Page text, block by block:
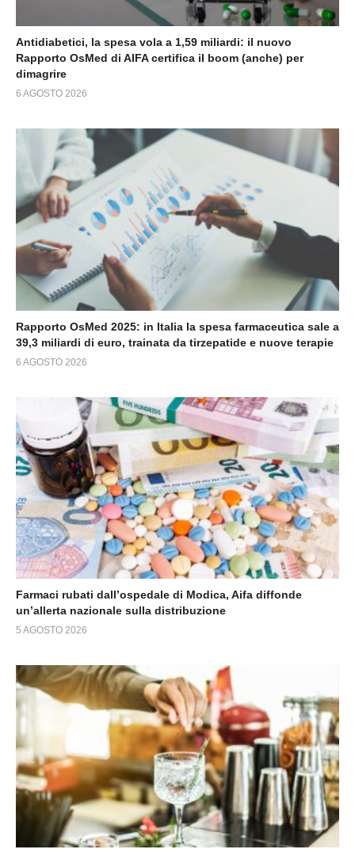
Antidiabetici, la spesa vola a 1,59 miliardi: il nuovo
Rapporto OsMed di AIFA certifica il boom (anche) per
dimagrire
6 AGOSTO 2026
Rapporto OsMed 2025: in Italia la spesa farmaceutica sale a
39,3 miliardi di euro, trainata da tirzepatide e nuove terapie
6 AGOSTO 2026
Farmaci rubati dall’ospedale di Modica, Aifa diffonde
un’allerta nazionale sulla distribuzione
5 AGOSTO 2026